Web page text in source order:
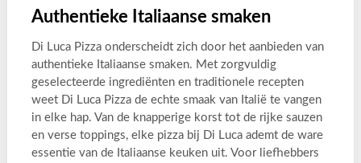
Authentieke Italiaanse smaken
Di Luca Pizza onderscheidt zich door het aanbieden van
authentieke Italiaanse smaken. Met zorgvuldig
geselecteerde ingrediënten en traditionele recepten
weet Di Luca Pizza de echte smaak van Italië te vangen
in elke hap. Van de knapperige korst tot de rijke sauzen
en verse toppings, elke pizza bij Di Luca ademt de ware
essentie van de Italiaanse keuken uit. Voor liefhebbers